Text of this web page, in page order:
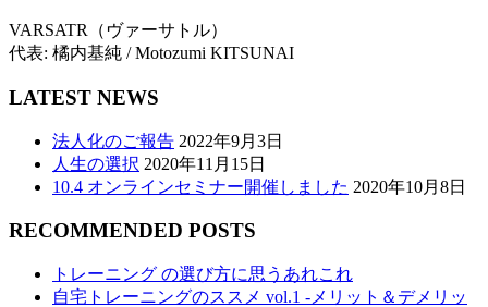
VARSATR（ヴァーサトル）
代表: 橘内基純 / Motozumi KITSUNAI
LATEST NEWS
法人化のご報告 2022年9月3日
人生の選択 2020年11月15日
10.4 オンラインセミナー開催しました 2020年10月8日
RECOMMENDED POSTS
トレーニング の選び方に思うあれこれ
自宅トレーニングのススメ vol.1 -メリット＆デメリッ